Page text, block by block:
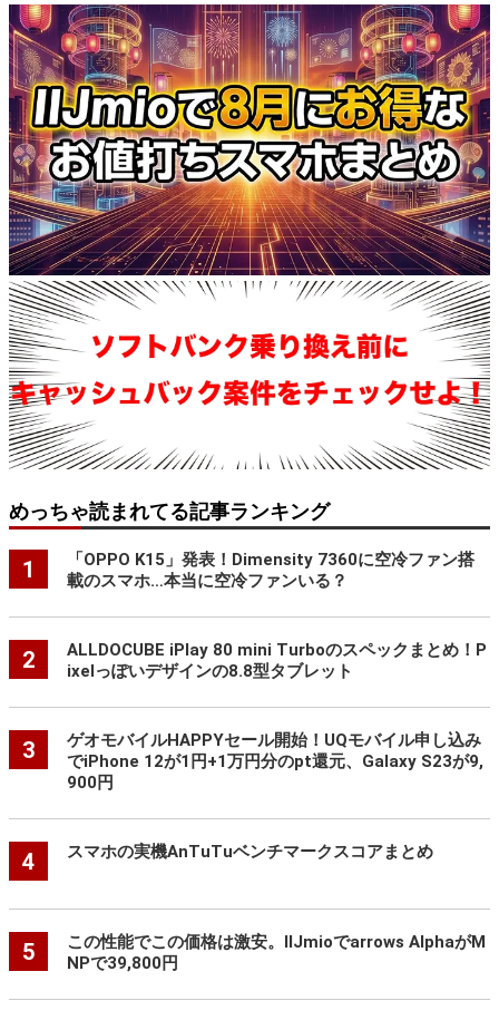
めっちゃ読まれてる記事ランキング
1
「OPPO K15」発表！Dimensity 7360に空冷ファン搭
載のスマホ…本当に空冷ファンいる？
2
ALLDOCUBE iPlay 80 mini Turboのスペックまとめ！P
ixelっぽいデザインの8.8型タブレット
3
ゲオモバイルHAPPYセール開始！UQモバイル申し込み
でiPhone 12が1円+1万円分のpt還元、Galaxy S23が9,
900円
4 スマホの実機AnTuTuベンチマークスコアまとめ
5
この性能でこの価格は激安。IIJmioでarrows AlphaがM
NPで39,800円